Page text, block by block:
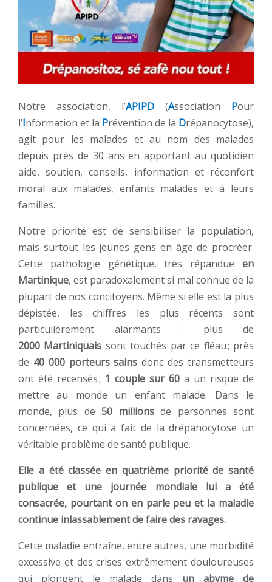
Notre association, l’APIPD (Association Pour
l’Information et la Prévention de la Drépanocytose),
agit pour les malades et au nom des malades
depuis près de 30 ans en apportant au quotidien
aide, soutien, conseils, information et réconfort
moral aux malades, enfants malades et à leurs
familles.
Notre priorité est de sensibiliser la population,
mais surtout les jeunes gens en âge de procréer.
Cette pathologie génétique, très répandue en
Martinique, est paradoxalement si mal connue de la
plupart de nos concitoyens. Même si elle est la plus
dépistée, les chiffres les plus récents sont
particulièrement alarmants : plus de
2000 Martiniquais sont touchés par ce fléau ; près
de 40 000 porteurs sains donc des transmetteurs
ont été recensés ; 1 couple sur 60 a un risque de
mettre au monde un enfant malade. Dans le
monde, plus de50 millionsde personnes sont
concernées, ce qui a fait de la drépanocytose un
véritable problème de santé publique.
Elle a été classée en quatrième priorité de santé
publique et une journée mondiale lui a été
consacrée, pourtant on en parle peu et la maladie
continue inlassablement de faire des ravages.
Cette maladie entraîne, entre autres, une morbidité
excessive et des crises extrêmement douloureuses
qui plongent le malade dans un abyme de